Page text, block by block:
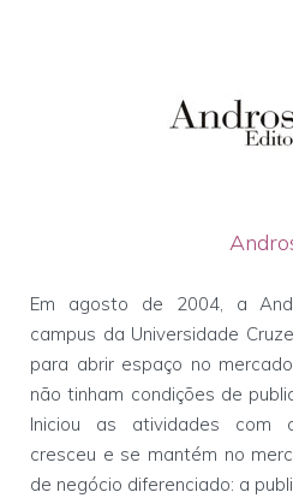
Em agosto de 2004, a
campus da Universidade
para abrir espaço no
não tinham condições de
Iniciou as atividades com
cresceu e se mantém no
de negócio diferenciado: a